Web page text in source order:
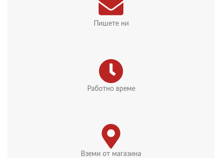
Пишете ни
Работно време
Вземи от магазина